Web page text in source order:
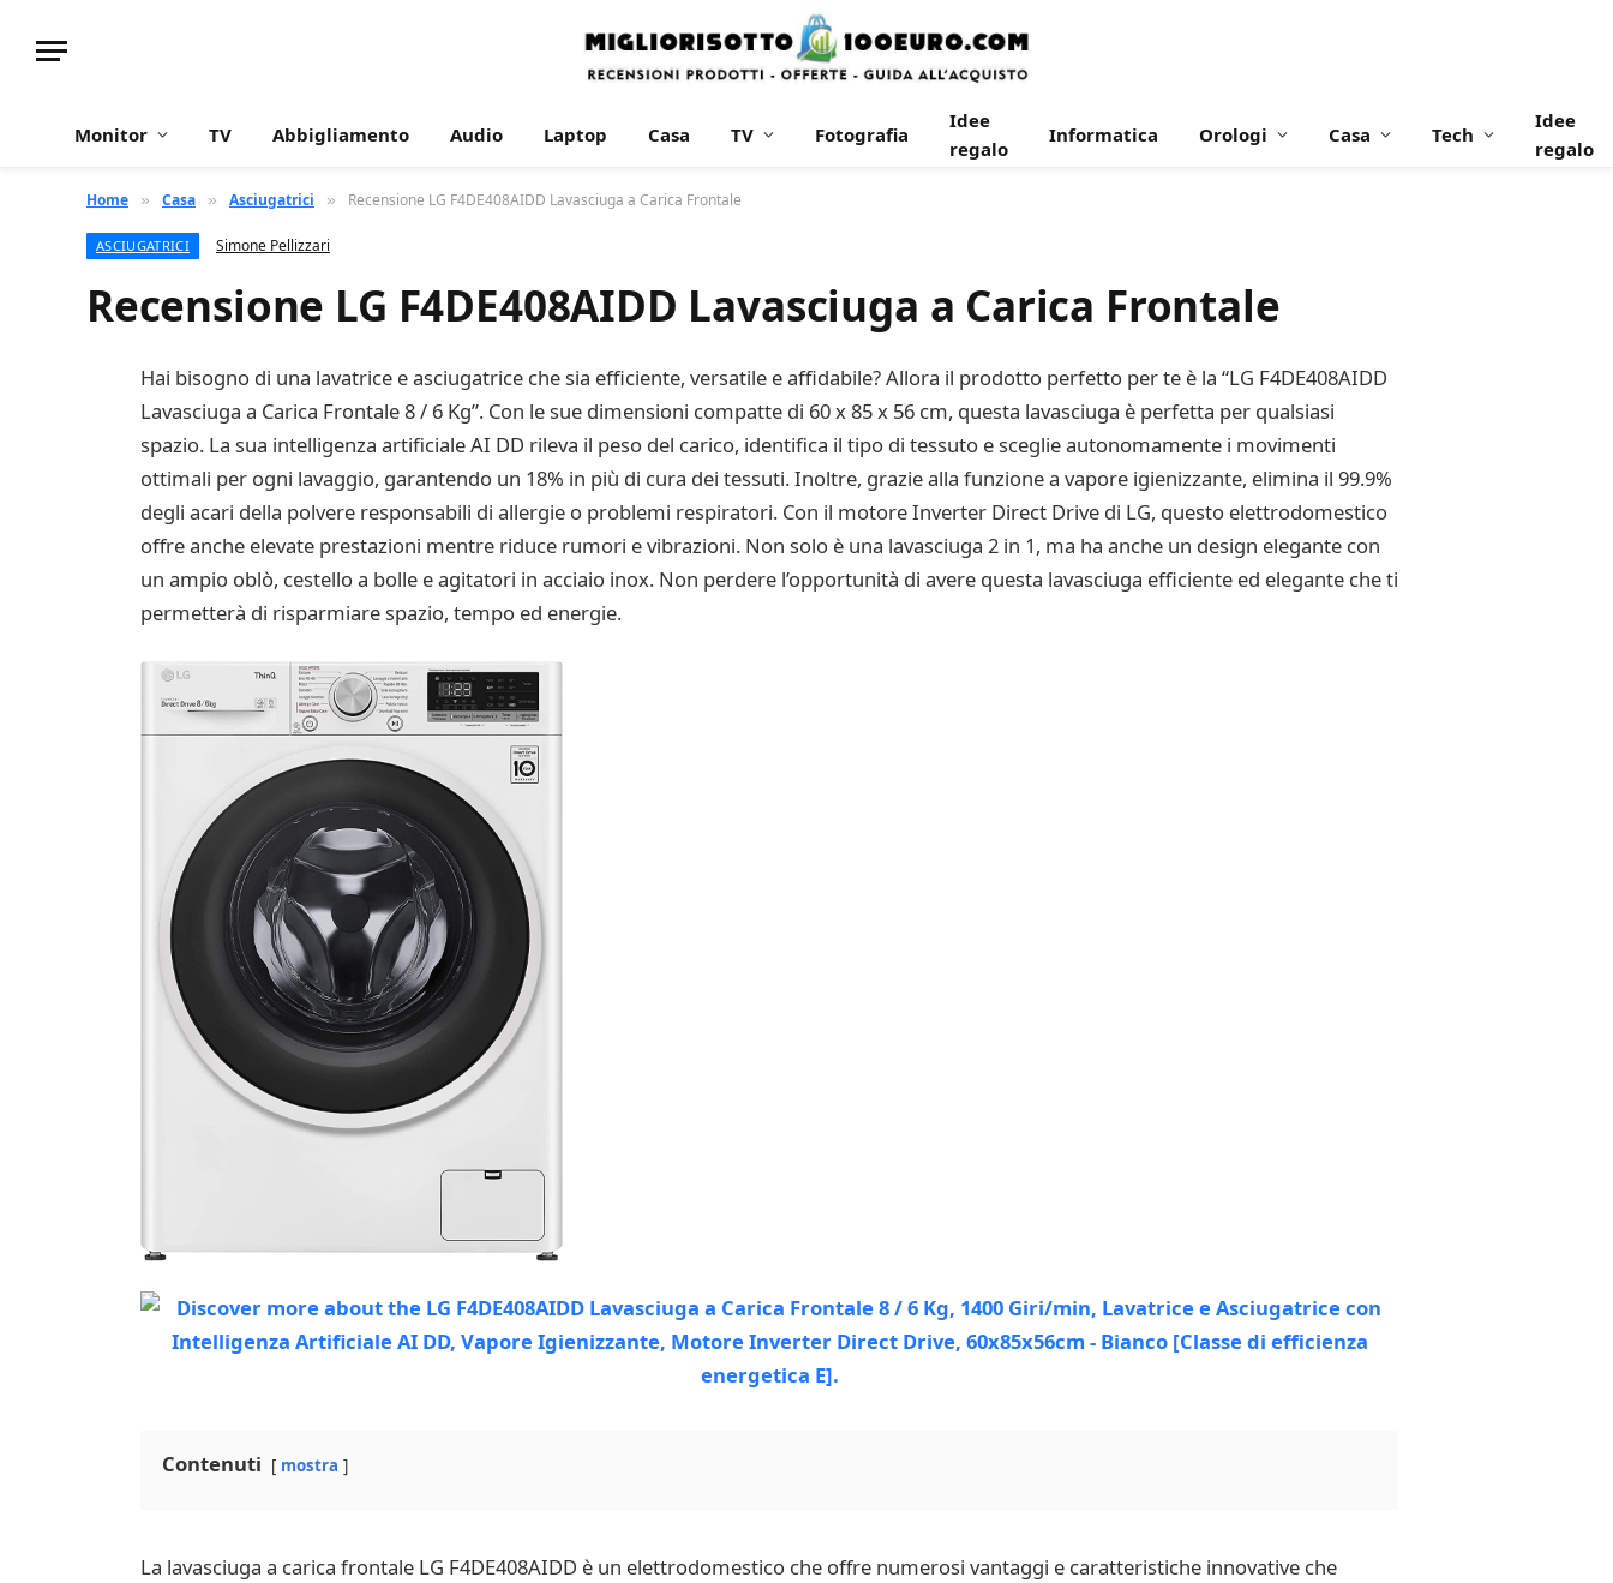
Monitor TV Abbigliamento Audio Laptop Casa TV Fotografia
Idee
regalo
Informatica Orologi Casa Tech
Idee
regalo
Home » Casa » Asciugatrici » Recensione LG F4DE408AIDD Lavasciuga a Carica Frontale
ASCIUGATRICI Simone Pellizzari
Recensione LG F4DE408AIDD Lavasciuga a Carica Frontale
Hai bisogno di una lavatrice e asciugatrice che sia efficiente, versatile e affidabile? Allora il prodotto perfetto per te è la “LG F4DE408AIDD
Lavasciuga a Carica Frontale 8 / 6 Kg”. Con le sue dimensioni compatte di 60 x 85 x 56 cm, questa lavasciuga è perfetta per qualsiasi
spazio. La sua intelligenza artificiale AI DD rileva il peso del carico, identifica il tipo di tessuto e sceglie autonomamente i movimenti
ottimali per ogni lavaggio, garantendo un 18% in più di cura dei tessuti. Inoltre, grazie alla funzione a vapore igienizzante, elimina il 99.9%
degli acari della polvere responsabili di allergie o problemi respiratori. Con il motore Inverter Direct Drive di LG, questo elettrodomestico
offre anche elevate prestazioni mentre riduce rumori e vibrazioni. Non solo è una lavasciuga 2 in 1, ma ha anche un design elegante con
un ampio oblò, cestello a bolle e agitatori in acciaio inox. Non perdere l’opportunità di avere questa lavasciuga efficiente ed elegante che ti
permetterà di risparmiare spazio, tempo ed energie.
Contenuti mostra
La lavasciuga a carica frontale LG F4DE408AIDD è un elettrodomestico che offre numerosi vantaggi e caratteristiche innovative che